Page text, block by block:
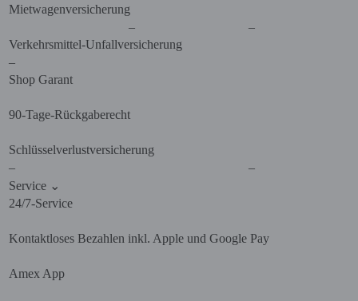
Mietwagenversicherung
–
–
Verkehrsmittel-Unfallversicherung
–
Shop Garant
90-Tage-Rückgaberecht
Schlüsselverlustversicherung
–
–
Service ⌄
24/7-Service
Kontaktloses Bezahlen inkl. Apple und Google Pay
Amex App